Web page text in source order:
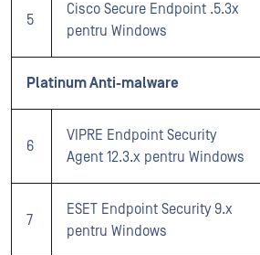
5
Cisco Secure Endpoint .5.3x
pentru Windows
Platinum Anti-malware
6
VIPRE Endpoint Security
Agent 12.3.x pentru Windows
7
ESET Endpoint Security 9.x
pentru Windows